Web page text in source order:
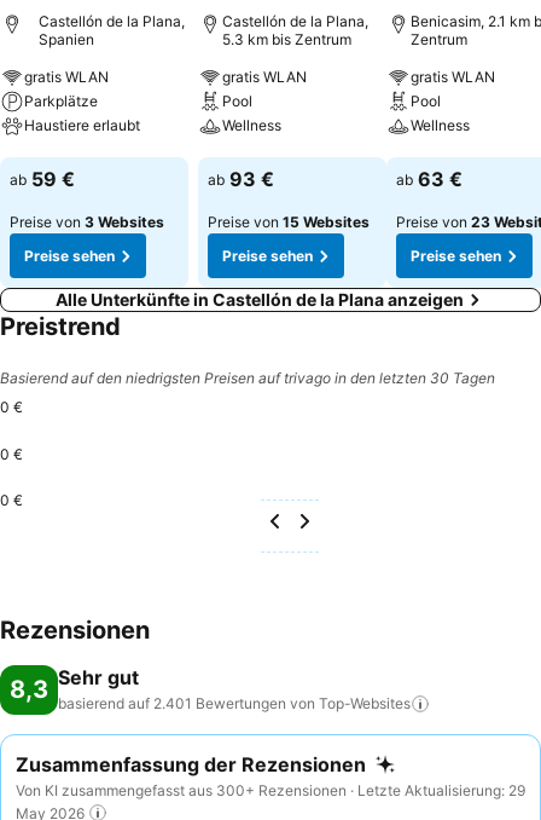
Castellón de la Plana,
Spanien
gratis WLAN
Parkplätze
Haustiere erlaubt
Preise sehen
ab 59 €
Preise von 3 Websites
Preise sehen
Castellón de la Plana,
5.3 km bis Zentrum
gratis WLAN
Pool
Wellness
Preise sehen
ab 93 €
Preise von 15 Websites
Preise sehen
Benicasim, 2.1 km
Zentrum
gratis WLAN
Pool
Wellness
Preise sehen
ab 63 €
Preise von 23
Preise sehen
Alle Unterkünfte in Castellón de la Plana anzeigen
Preistrend
Basierend auf den niedrigsten Preisen auf trivago in den letzten 30 Tagen
0 €
0 €
0 €
Rezensionen
8,3 Sehr gut
basierend auf 2.401 Bewertungen von Top-Websites
Zusammenfassung der Rezensionen
Von KI zusammengefasst aus 300+ Rezensionen · Letzte Aktualisierung: 29
May 2026